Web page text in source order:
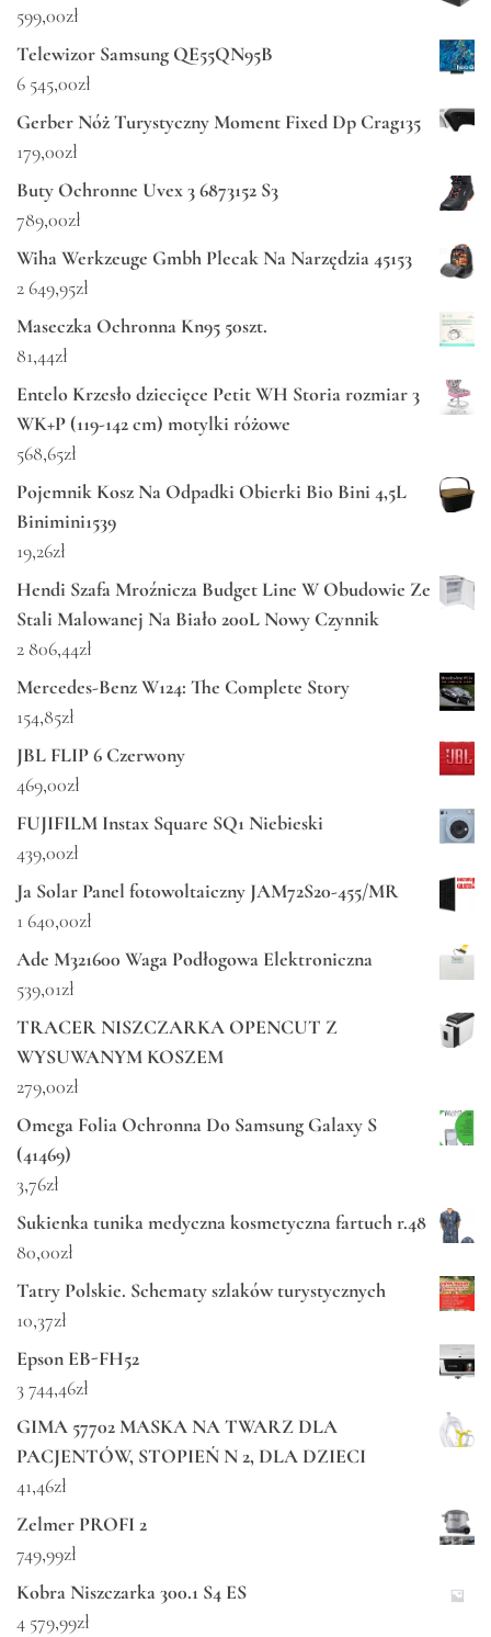
599,00zł
Telewizor Samsung QE55QN95B
6 545,00zł
Gerber Nóż Turystyczny Moment Fixed Dp Crag135
179,00zł
Buty Ochronne Uvex 3 6873152 S3
789,00zł
Wiha Werkzeuge Gmbh Plecak Na Narzędzia 45153
2 649,95zł
Maseczka Ochronna Kn95 50szt.
81,44zł
Entelo Krzesło dziecięce Petit WH Storia rozmiar 3
WK+P (119-142 cm) motylki różowe
568,65zł
Pojemnik Kosz Na Odpadki Obierki Bio Bini 4,5L
Binimini1539
19,26zł
Hendi Szafa Mroźnicza Budget Line W Obudowie Ze
Stali Malowanej Na Biało 200L Nowy Czynnik
2 806,44zł
Mercedes-Benz W124: The Complete Story
154,85zł
JBL FLIP 6 Czerwony
469,00zł
FUJIFILM Instax Square SQ1 Niebieski
439,00zł
Ja Solar Panel fotowoltaiczny JAM72S20-455/MR
1 640,00zł
Ade M321600 Waga Podłogowa Elektroniczna
539,01zł
TRACER NISZCZARKA OPENCUT Z
WYSUWANYM KOSZEM
279,00zł
Omega Folia Ochronna Do Samsung Galaxy S
(41469)
3,76zł
Sukienka tunika medyczna kosmetyczna fartuch r.48
80,00zł
Tatry Polskie. Schematy szlaków turystycznych
10,37zł
Epson EB-FH52
3 744,46zł
GIMA 57702 MASKA NA TWARZ DLA
PACJENTÓW, STOPIEŃ N 2, DLA DZIECI
41,46zł
Zelmer PROFI 2
749,99zł
Kobra Niszczarka 300.1 S4 ES
4 579,99zł